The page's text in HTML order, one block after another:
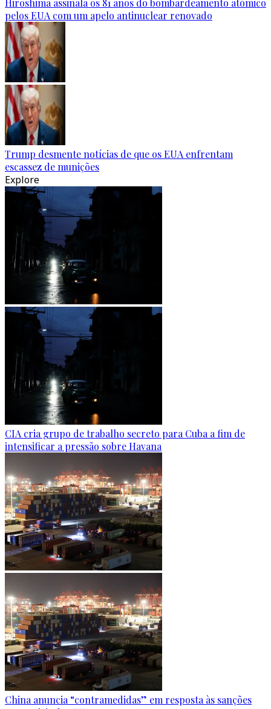
Hiroshima assinala os 81 anos do bombardeamento atómico
pelos EUA com um apelo antinuclear renovado
Trump desmente notícias de que os EUA enfrentam
escassez de munições
Explore
CIA cria grupo de trabalho secreto para Cuba a fim de
intensificar a pressão sobre Havana
China anuncia “contramedidas” em resposta às sanções